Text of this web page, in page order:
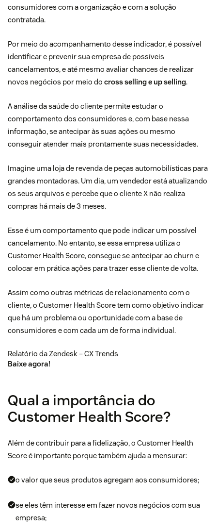
consumidores com a organização e com a solução
contratada.
Por meio do acompanhamento desse indicador, é possível
identificar e prevenir sua empresa de possíveis
cancelamentos, e até mesmo avaliar chances de realizar
novos negócios por meio do cross selling e up selling.
A análise da saúde do cliente permite estudar o
comportamento dos consumidores e, com base nessa
informação, se antecipar às suas ações ou mesmo
conseguir atender mais prontamente suas necessidades.
Imagine uma loja de revenda de peças automobilísticas para
grandes montadoras. Um dia, um vendedor está atualizando
os seus arquivos e percebe que o cliente X não realiza
compras há mais de 3 meses.
Esse é um comportamento que pode indicar um possível
cancelamento. No entanto, se essa empresa utiliza o
Customer Health Score, consegue se antecipar ao churn e
colocar em prática ações para trazer esse cliente de volta.
Assim como outras métricas de relacionamento com o
cliente, o Customer Health Score tem como objetivo indicar
que há um problema ou oportunidade com a base de
consumidores e com cada um de forma individual.
Relatório da Zendesk – CX Trends
Baixe agora!
Qual a importância do
Customer Health Score?
Além de contribuir para a fidelização, o Customer Health
Score é importante porque também ajuda a mensurar:
o valor que seus produtos agregam aos consumidores;
se eles têm interesse em fazer novos negócios com sua
empresa;